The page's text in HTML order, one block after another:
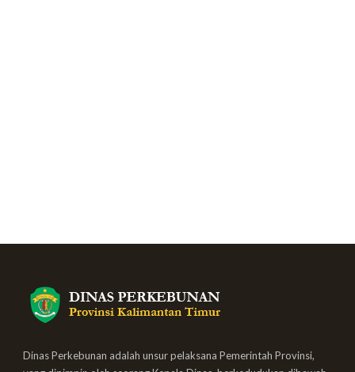
Dinas Perkebunan adalah unsur pelaksana Pemerintah Provinsi,